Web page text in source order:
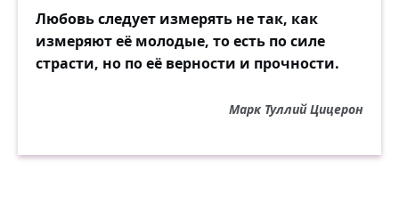
Любовь следует измерять не так, как
измеряют её молодые, то есть по силе
страсти, но по её верности и прочности.
Марк Туллий Цицерон